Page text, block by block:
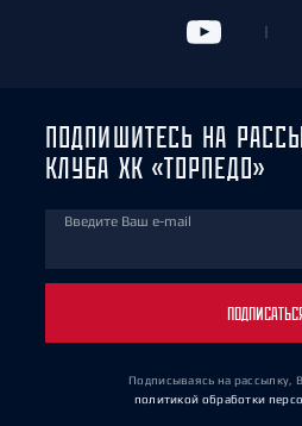
ПОДПИШИТЕСЬ НА
КЛУБА ХК «ТОРПЕДО»
Введите Ваш e-mail
Подписываясь на рассылку,
политикой обработки